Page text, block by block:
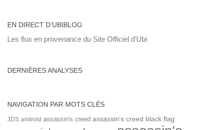
EN DIRECT D’UBIBLOG
Les flux en provenance du Site Officiel d'Ubi
DERNIÈRES ANALYSES
NAVIGATION PAR MOTS CLÉS
3DS android assassin's creed assassin's creed black flag